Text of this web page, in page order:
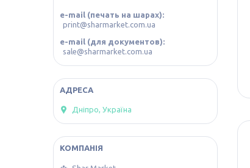
e-mail (печать на шарах)
print@sharmarket.com.ua
e-mail (для документов)
sale@sharmarket.com.ua
Дніпро, Україна